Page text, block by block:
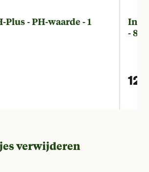
- PH-waarde - 1
- 80
12.
verwijderen